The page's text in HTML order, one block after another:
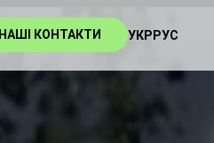
НАШІ КОНТАКТИ УКР РУС